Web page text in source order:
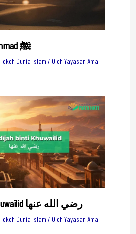
Rasulullah Muhammad ﷺ
Tokoh Dunia Islam / Oleh Yayasan Amal
Khadījah binti Khuwailid رضي الله عنها
Tokoh Dunia Islam / Oleh Yayasan Amal